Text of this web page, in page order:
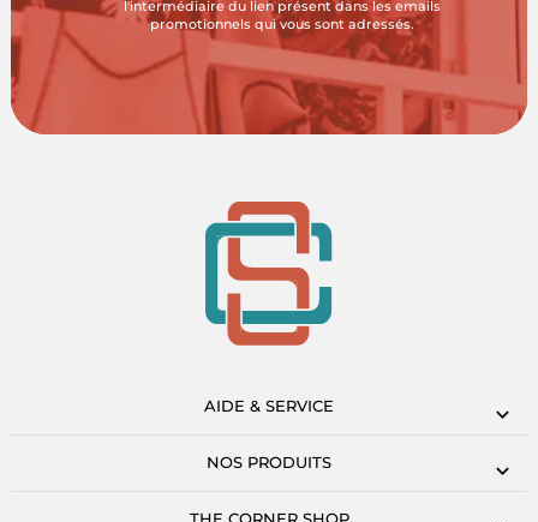
l'intermédiaire du lien présent dans les emails
promotionnels qui vous sont adressés.
AIDE & SERVICE
NOS PRODUITS